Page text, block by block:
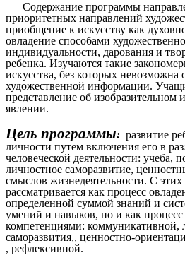
Содержание программы
приоритетных направлений
приобщение к искусству как
овладение способами
индивидуальности, дарования и
ребенка. Изучаются такие
искусства, без которых невозможна
художественной информации.
представление об изобразительном
явлении.
Цель программы: развитие
личности путем включения его в
человеческой деятельности: учеба,
личностное саморазвитие,
смыслов жизнедеятельности. С
рассматривается как процесс
определенной суммой знаний и
умений и навыков, но и как процесс
компетенциями: коммуникативной,
саморазвития,, ценностно-
, рефлексивной.